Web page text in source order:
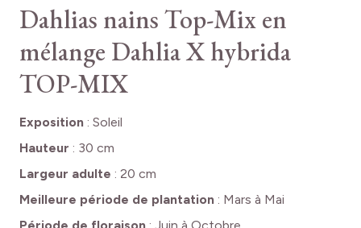
Dahlias nains Top-Mix en
mélange Dahlia X hybrida
TOP-MIX
Exposition : Soleil
Hauteur : 30 cm
Largeur adulte : 20 cm
Meilleure période de plantation : Mars à Mai